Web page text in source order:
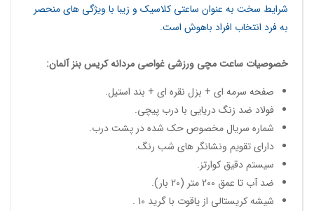
شرایط سخت به عنوان ساعتی کلاسیک و زیبا با ویژگی های منحصر
به فرد انتخاب افراد باهوش است.
خصوصیات ساعت مچی ورزشی غواصی مردانهکریس بنز آلمان:
صفحه سرمه ای + بزل نقره ای + بند استیل.
فولاد ضد زنگ دریایی با درب پیچی.
شماره سریال مخصوص حک شده در پشت درب.
دارای تقویم ونشانگر های شب رنگ.
سیستم دقیق کوارتز.
ضد آب تا عمق 200 متر (20 بار).
شیشه کریستالی از یاقوت با گرید 10 .